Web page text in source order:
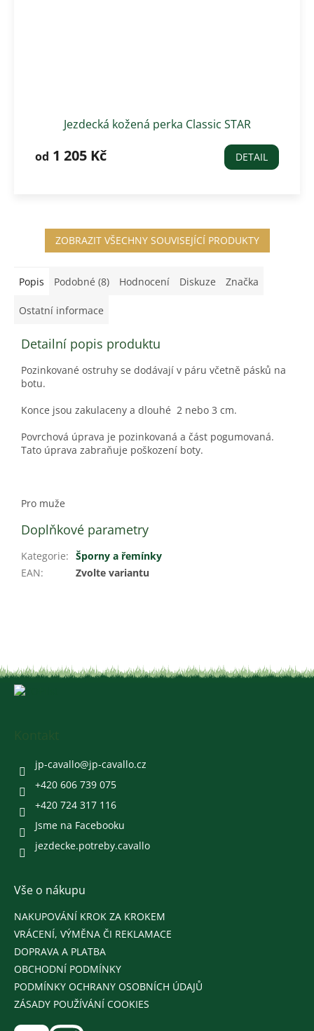
Jezdecká kožená perka Classic STAR
od 1 205 Kč DETAIL
ZOBRAZIT VŠECHNY SOUVISEJÍCÍ PRODUKTY
Popis Podobné (8) Hodnocení Diskuze Značka
Ostatní informace
Detailní popis produktu
Pozinkované ostruhy se dodávají v páru včetně pásků na
botu.
Konce jsou zakulaceny a dlouhé 2 nebo 3 cm.
Povrchová úprava je pozinkovaná a část pogumovaná.
Tato úprava zabraňuje poškození boty.
Pro muže
Doplňkové parametry
Kategorie: Šporny a řemínky
EAN: Zvolte variantu
jp-cavallo@jp-cavallo.cz
+420 606 739 075
+420 724 317 116
Jsme na Facebooku
jezdecke.potreby.cavallo
Vše o nákupu
NAKUPOVÁNÍ KROK ZA KROKEM
VRÁCENÍ, VÝMĚNA ČI REKLAMACE
DOPRAVA A PLATBA
OBCHODNÍ PODMÍNKY
PODMÍNKY OCHRANY OSOBNÍCH ÚDAJŮ
ZÁSADY POUŽÍVÁNÍ COOKIES